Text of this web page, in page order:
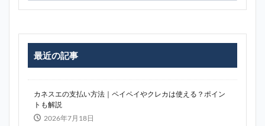
最近の記事
カネスエの支払い方法｜ペイペイやクレカは使える？ポイン
トも解説
2026年7月18日